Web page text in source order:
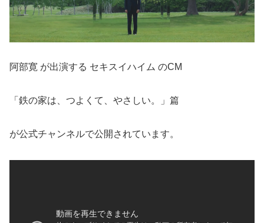
阿部寛 が出演する セキスイハイム のCM
「鉄の家は、つよくて、やさしい。」篇
が公式チャンネルで公開されています。